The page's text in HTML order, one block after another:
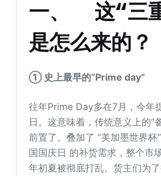
一、
这“三
是怎么来的？
① 史上最早的“Prime day”
往年Prime Day多在7月，今年
日。这意味着，传统意义上的“
前置了。叠加了 “美加墨世界杯
国国庆日 的补货需求，整个市
年初夏被彻底打乱。货主们为